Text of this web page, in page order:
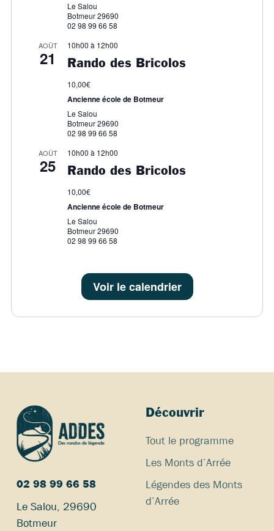
Le Salou
Botmeur29690
02 98 99 66 58
AOÛT
21
10h00 à 12h00
Rando des Bricolos
10,00€
Ancienne école de Botmeur
Le Salou
Botmeur29690
02 98 99 66 58
AOÛT
25
10h00 à 12h00
Rando des Bricolos
10,00€
Ancienne école de Botmeur
Le Salou
Botmeur29690
02 98 99 66 58
Voir le calendrier
02 98 99 66 58
Le Salou, 29690
Botmeur
Découvrir
Tout le programme
Les Monts d’Arrée
Légendes des Monts
d’Arrée